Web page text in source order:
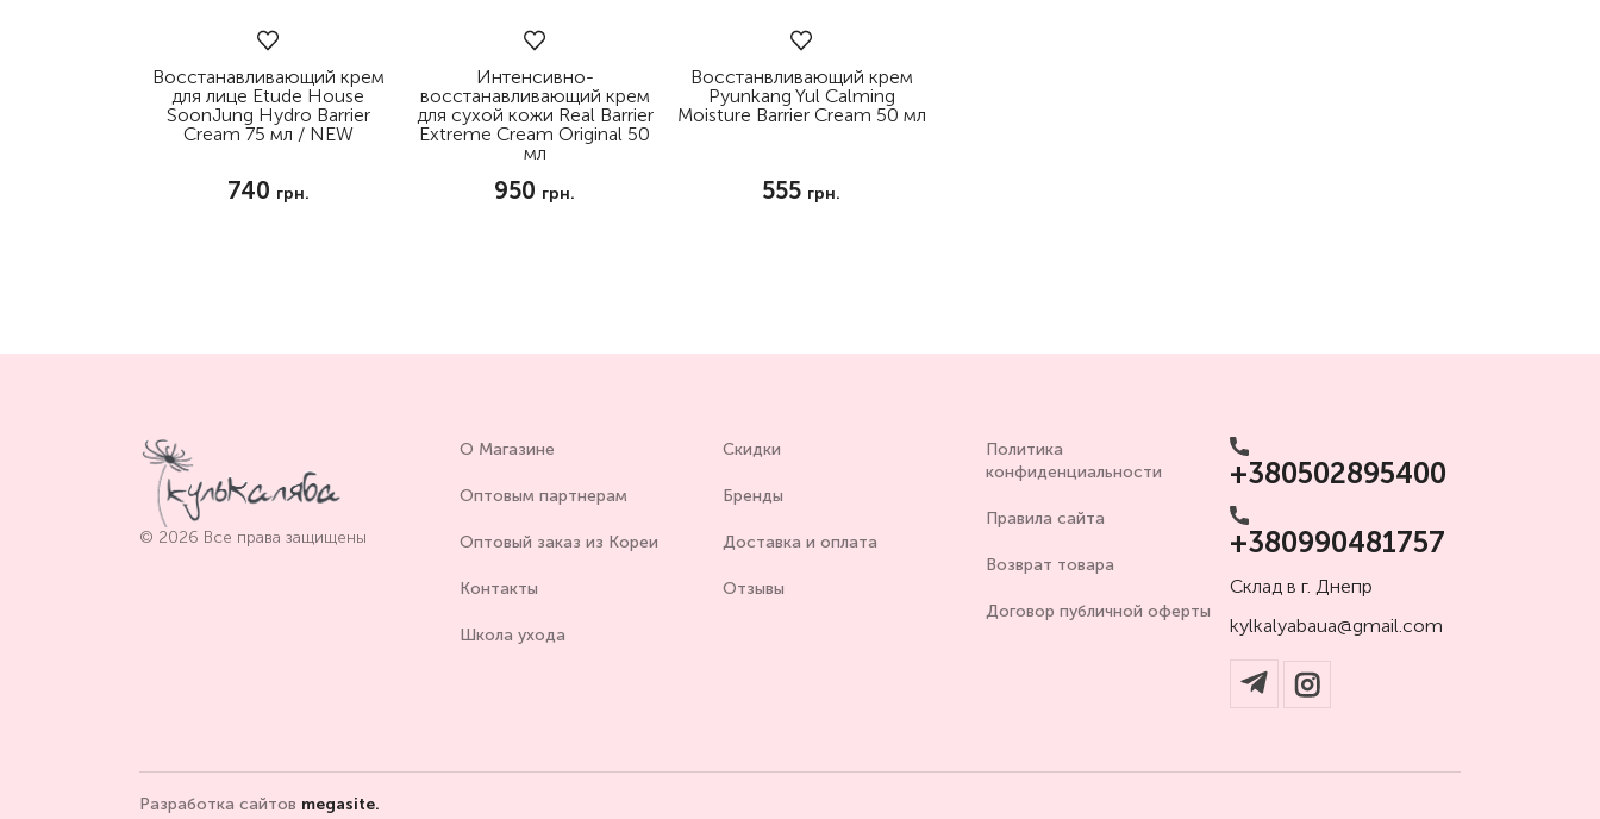
Восстанавливающий крем
для лице Etude House
SoonJung Hydro Barrier
Cream 75 мл / NEW
740 грн.
Интенсивно-
восстанавливающий крем
для сухой кожи Real Barrier
Extreme Cream Original 50
мл
950 грн.
Восстанвливающий крем
Pyunkang Yul Calming
Moisture Barrier Cream 50 мл
555 грн.
© 2026 Все права защищены
О Магазине
Оптовым партнерам
Оптовый заказ из Кореи
Контакты
Школа ухода
Скидки
Бренды
Доставка и оплата
Отзывы
Политика
конфиденциальности
Правила сайта
Возврат товара
Договор публичной оферты
+380502895400
+380990481757
Склад в г. Днепр
kylkalyabaua@gmail.com
Разработка сайтов megasite.